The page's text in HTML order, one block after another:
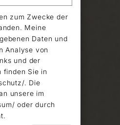
zum Zwecke der
Meine
Daten und
Analyse von
und der
finden Sie in
. Die
unsere im
oder durch